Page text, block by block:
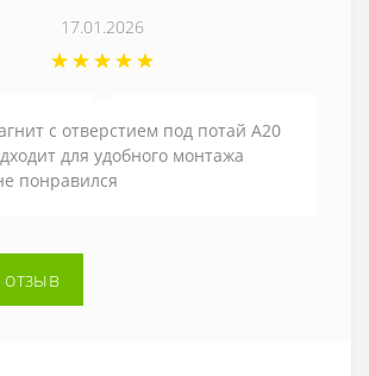
17.01.2026
с отверстием под потай А20
для удобного монтажа
понравился